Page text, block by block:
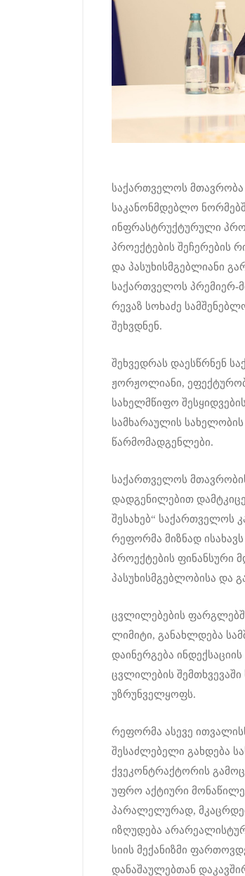
საქართველოს
საკანონმდებლო
ინფრასტრუქტურული
პროექტების შეჩერების
და პასუხისმგებლიანი
საქართველოს პრემიერ-
რევაზ სოხაძე
შეხვდნენ.
შეხვედრას დაესწრნენ
ჟორჟოლიანი,
სახელმწიფო
სამხარაულის
წარმომადგენლები.
საქართველოს
დადგენილებით
შესახებ“ საქართველოს
რეფორმა მიზნად
პროექტების ფინანსური
პასუხისმგებლობისა და
ცვლილებების
ლიმიტი, განახლდება
დაინერგება
ცვლილების
უზრუნველყოფს.
რეფორმა ასევე
შესაძლებელი გახდება
ქვეკონტრაქტორის
უფრო აქტიური
პარალელურად,
იზღუდება
სიის მექანიზმი
დანაშაულებთან